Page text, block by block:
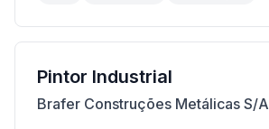
Pintor Industrial
Brafer Construções Metálicas S/A